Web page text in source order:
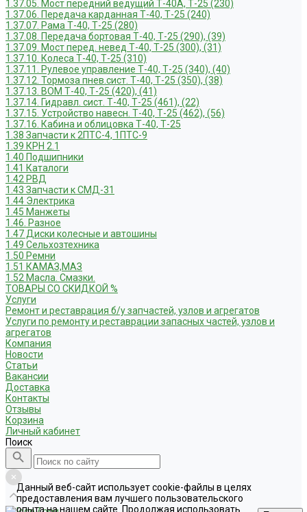
1.37.05. Мост передний ведущий Т-40А, Т-25 (230)
1.37.06. Передача карданная Т-40, Т-25 (240)
1.37.07. Рама Т-40, Т-25 (280)
1.37.08. Передача бортовая Т-40, Т-25 (290), (39)
1.37.09. Мост перед. невед Т-40, Т-25 (300), (31)
1.37.10. Колеса Т-40, Т-25 (310)
1.37.11. Рулевое управление Т-40, Т-25 (340), (40)
1.37.12. Тормоза пнев.сист. Т-40, Т-25 (350), (38)
1.37.13. ВОМ Т-40, Т-25 (420), (41)
1.37.14. Гидравл. сист. Т-40, Т-25 (461), (22)
1.37.15. Устройство навесн. Т-40, Т-25 (462), (56)
1.37.16. Кабина и облицовка Т-40, Т-25
1.38 Запчасти к 2ПТС-4, 1ПТС-9
1.39 КРН 2.1
1.40 Подшипники
1.41 Каталоги
1.42 РВД
1.43 Запчасти к СМД-31
1.44 Электрика
1.45 Манжеты
1.46. Разное
1.47 Диски колесные и автошины
1.49 Сельхозтехника
1.50 Ремни
1.51 КАМАЗ,МАЗ
1.52 Масла. Смазки.
ТОВАРЫ СО СКИДКОЙ %
Услуги
Ремонт и реставрация б/у запчастей, узлов и агрегатов
Услуги по ремонту и реставрации запасных частей, узлов и
агрегатов
Компания
Новости
Статьи
Вакансии
Доставка
Контакты
Отзывы
Корзина
Личный кабинет
Поиск
Данный веб-сайт использует cookie-файлы в целях
предоставления вам лучшего пользовательского
опыта на нашем сайте. Продолжая использовать